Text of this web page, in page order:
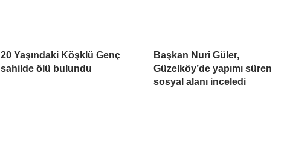
20 Yaşındaki Köşklü Genç
sahilde ölü bulundu
Başkan Nuri Güler,
Güzelköy’de yapımı süren
sosyal alanı inceledi